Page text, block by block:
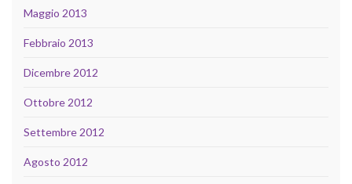
Maggio 2013
Febbraio 2013
Dicembre 2012
Ottobre 2012
Settembre 2012
Agosto 2012